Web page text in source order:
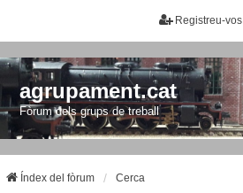
Registreu-vos
agrupament.cat
Fòrum dels grups de treball
Índex del fòrum Cerca